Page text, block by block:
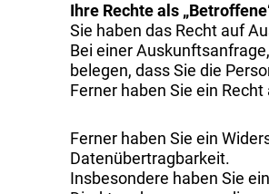
Ihre Rechte als
Sie haben das Recht auf
Bei einer
belegen, dass Sie die
Ferner haben Sie ein
Ferner haben Sie ein
Datenübertragbarkeit.
Insbesondere haben Sie